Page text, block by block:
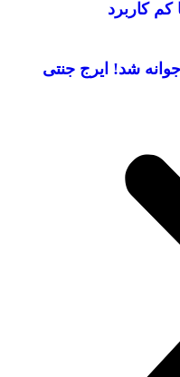
کاربرد
شد! ایرج جنتی